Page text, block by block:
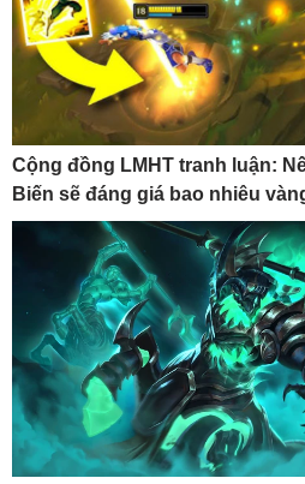
Cộng đồng LMHT tranh luận:
Biến sẽ đáng giá bao nhiêu